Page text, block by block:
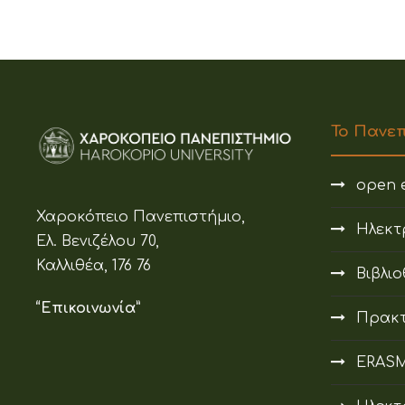
Χαροκόπειο Πανεπιστήμιο,
Ελ. Βενιζέλου 70,
Καλλιθέα, 176 76
“Επικοινωνία”
Το
open